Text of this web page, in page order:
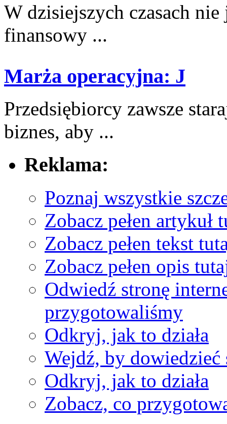
W dzisiejszych czasach
finansowy ...
Marża operacyjna: J
Przedsiębiorcy ‌zawsze
biznes, ​aby ...
Reklama:
Poznaj wszystkie
Zobacz pełen artykuł
Zobacz pełen tekst
Zobacz pełen opis
Odwiedź stronę
przygotowaliśmy
Odkryj, jak to działa
Wejdź, by dowiedzieć
Odkryj, jak to działa
Zobacz, co